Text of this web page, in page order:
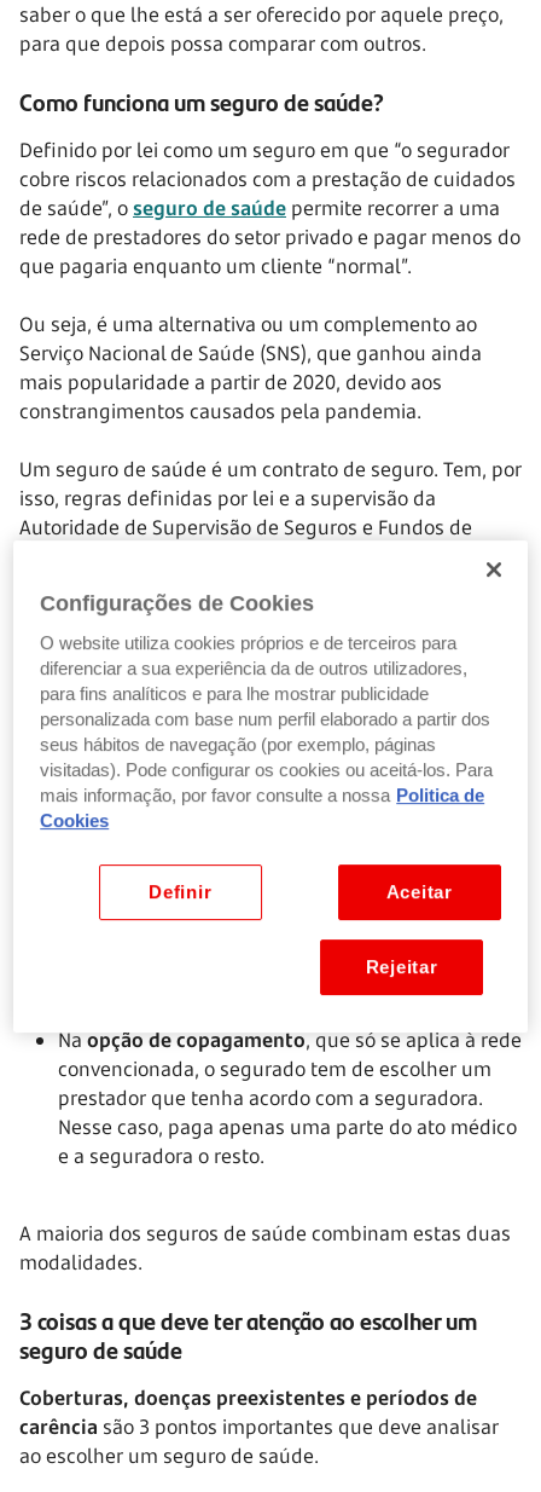
saber o que lhe está a ser oferecido por aquele preço,
para que depois possa comparar com outros.
Como funciona um seguro de saúde?
Definido por lei como um seguro em que “o segurador
cobre riscos relacionados com a prestação de cuidados
de saúde”, oseguro de saúde permite recorrer a uma
rede de prestadores do setor privado e pagar menos do
que pagaria enquanto um cliente “normal”.
Ou seja, é uma alternativa ou um complemento ao
Serviço Nacional de Saúde (SNS), que ganhou ainda
mais popularidade a partir de 2020, devido aos
constrangimentos causados pela pandemia.
Um seguro de saúde é um contrato de seguro. Tem, por
isso, regras definidas por lei e a supervisão da
Autoridade de Supervisão de Seguros e Fundos de
Mediante o pagamento de um valor mensal,
denominado prémio, o segurado e/ou a sua família
podem recorrer a estes prestadores de cuidados de
saúde.
Nos seguros de saúde há duas modalidades que dizem
respeito à comparticipação das despesas:
modalidade de reembolso
, o segurado recorre
ao prestador, faz o pagamento na totalidade, envia
a fatura para a seguradora e é reembolsado de
comparticipação, ou seja, o valor que recebe da
Na opção de copagamento, que só se aplica à rede
convencionada, o segurado tem de escolher um
prestador que tenha acordo com a seguradora.
Nesse caso, paga apenas uma parte do ato médico
e a seguradora o resto.
A maioria dos seguros de saúde combinam estas duas
modalidades.
3 coisas a que deve ter atenção ao escolher um
seguro de saúde
Coberturas, doenças preexistentes e períodos de
carência são 3 pontos importantes que deve analisar
ao escolher um seguro de saúde.
Configurações de Cookies
O website utiliza cookies próprios e de terceiros para
diferenciar a sua experiência da de outros utilizadores,
para fins analíticos e para lhe mostrar publicidade
personalizada com base num perfil elaborado a partir dos
seus hábitos de navegação (por exemplo, páginas
visitadas). Pode configurar os cookies ou aceitá-los. Para
mais informação, por favor consulte a nossa Politica de
Cookies
Aceitar
Definir
Rejeitar